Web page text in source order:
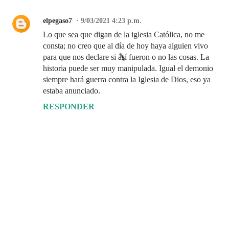
elpegaso7 9/03/2021 4:23 p.m.
Lo que sea que digan de la iglesia Católica, no me
consta; no creo que al día de hoy haya alguien vivo
para que nos declare si así fueron o no las cosas. La
historia puede ser muy manipulada. Igual el demonio
siempre hará guerra contra la Iglesia de Dios, eso ya
estaba anunciado.
RESPONDER